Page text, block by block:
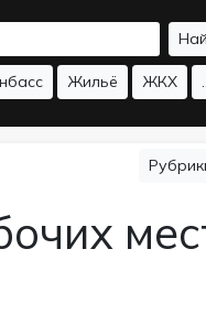
Жильё ЖКХ